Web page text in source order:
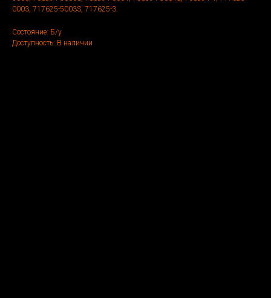
0003, 717625-5003S, 717625-3.
Состояние: Б/у
Доступность: В наличии